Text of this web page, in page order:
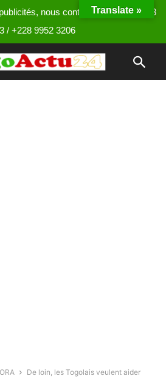
nous contacter au +228 9013
/ +228 9952 3206
De loin, les Togolais veulent aider
Translate »